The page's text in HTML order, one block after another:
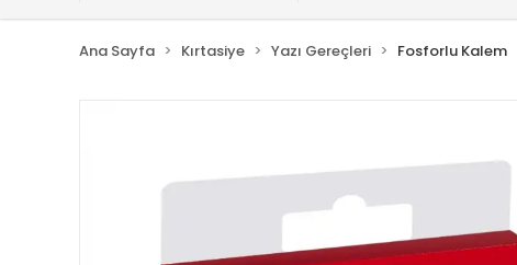
Ana Sayfa Kırtasiye Yazı Gereçleri Fosforlu Kalem